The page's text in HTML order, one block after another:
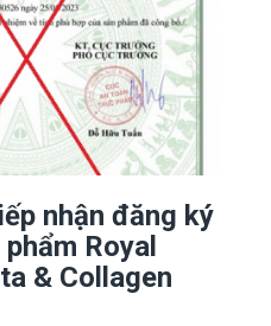
nhận đăng ký
Royal
& Collagen